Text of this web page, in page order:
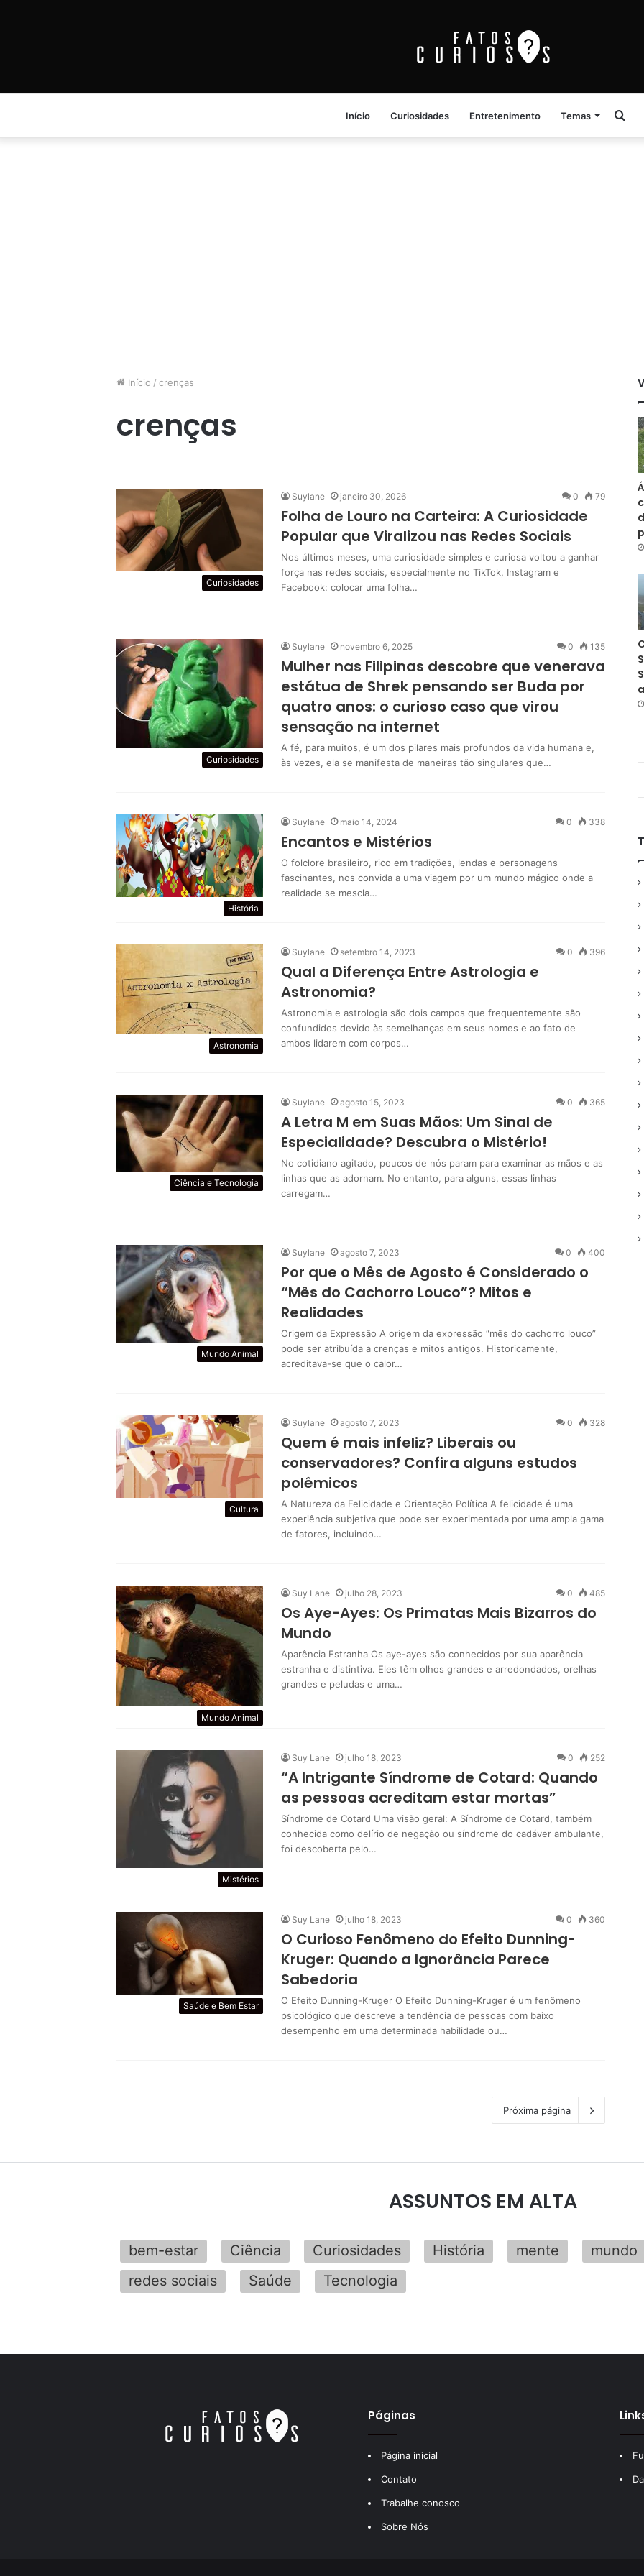
Início Curiosidades Entretenimento Temas
Início / crenças
crenças
Curiosidades
Suylane janeiro 30, 2026 0 79
Folha de Louro na Carteira: A Curiosidade
Popular que Viralizou nas Redes Sociais
Nos últimos meses, uma curiosidade simples e curiosa voltou a ganhar
força nas redes sociais, especialmente no TikTok, Instagram e
Facebook: colocar uma folha…
Curiosidades
Suylane novembro 6, 2025 0 135
Mulher nas Filipinas descobre que venerava
estátua de Shrek pensando ser Buda por
quatro anos: o curioso caso que virou
sensação na internet
A fé, para muitos, é um dos pilares mais profundos da vida humana e,
às vezes, ela se manifesta de maneiras tão singulares que…
História
Suylane maio 14, 2024 0 338
Encantos e Mistérios
O folclore brasileiro, rico em tradições, lendas e personagens
fascinantes, nos convida a uma viagem por um mundo mágico onde a
realidade se mescla…
Astronomia
Suylane setembro 14, 2023 0 396
Qual a Diferença Entre Astrologia e
Astronomia?
Astronomia e astrologia são dois campos que frequentemente são
confundidos devido às semelhanças em seus nomes e ao fato de
ambos lidarem com corpos…
Ciência e Tecnologia
Suylane agosto 15, 2023 0 365
A Letra M em Suas Mãos: Um Sinal de
Especialidade? Descubra o Mistério!
No cotidiano agitado, poucos de nós param para examinar as mãos e as
linhas que as adornam. No entanto, para alguns, essas linhas
carregam…
Mundo Animal
Suylane agosto 7, 2023 0 400
Por que o Mês de Agosto é Considerado o
“Mês do Cachorro Louco”? Mitos e
Realidades
Origem da Expressão A origem da expressão “mês do cachorro louco”
pode ser atribuída a crenças e mitos antigos. Historicamente,
acreditava-se que o calor…
Cultura
Suylane agosto 7, 2023 0 328
Quem é mais infeliz? Liberais ou
conservadores? Confira alguns estudos
polêmicos
A Natureza da Felicidade e Orientação Política A felicidade é uma
experiência subjetiva que pode ser experimentada por uma ampla gama
de fatores, incluindo…
Mundo Animal
Suy Lane julho 28, 2023 0 485
Os Aye-Ayes: Os Primatas Mais Bizarros do
Mundo
Aparência Estranha Os aye-ayes são conhecidos por sua aparência
estranha e distintiva. Eles têm olhos grandes e arredondados, orelhas
grandes e peludas e uma…
Mistérios
Suy Lane julho 18, 2023 0 252
“A Intrigante Síndrome de Cotard: Quando
as pessoas acreditam estar mortas”
Síndrome de Cotard Uma visão geral: A Síndrome de Cotard, também
conhecida como delírio de negação ou síndrome do cadáver ambulante,
foi descoberta pelo…
Saúde e Bem Estar
Suy Lane julho 18, 2023 0 360
O Curioso Fenômeno do Efeito Dunning-
Kruger: Quando a Ignorância Parece
Sabedoria
O Efeito Dunning-Kruger O Efeito Dunning-Kruger é um fenômeno
psicológico que descreve a tendência de pessoas com baixo
desempenho em uma determinada habilidade ou…
Próxima página
ASSUNTOS EM ALTA
bem-estar Ciência Curiosidades História mente mundo
redes sociais
Saúde Tecnologia
Páginas
Página inicial
Contato
Trabalhe conosco
Sobre Nós